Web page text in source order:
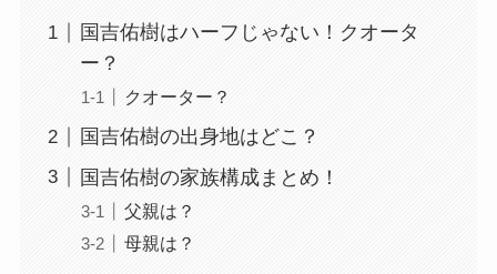
国吉佑樹はハーフじゃない！クオータ
ー？
クオーター？
国吉佑樹の出身地はどこ？
国吉佑樹の家族構成まとめ！
父親は？
母親は？